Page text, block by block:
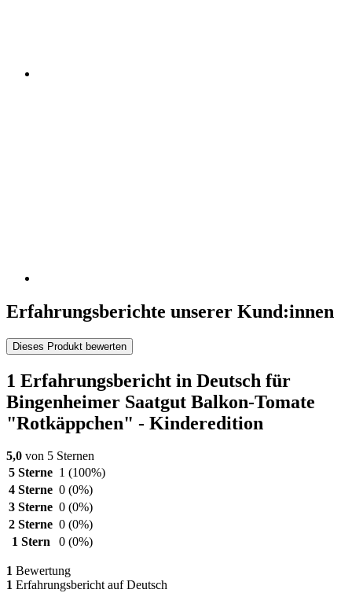
Erfahrungsberichte unserer Kund:innen
Dieses Produkt bewerten
1 Erfahrungsbericht in Deutsch für
Bingenheimer Saatgut Balkon-Tomate
"Rotkäppchen" - Kinderedition
5,0 von 5 Sternen
5 Sterne 1 (100%)
4 Sterne 0 (0%)
3 Sterne 0 (0%)
2 Sterne 0 (0%)
1 Stern
0 (0%)
1 Bewertung
1 Erfahrungsbericht auf Deutsch